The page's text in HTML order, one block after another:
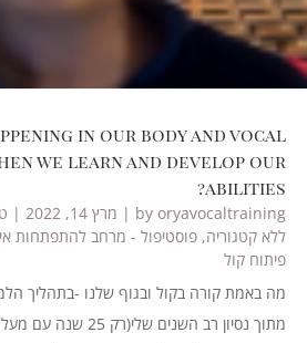
in our body and vocal
we learn and develop our
abilities?
by oryavocaltraining
| מרץ 14, 2022 |
ללא קטגוריה, פוסטיפול - מרחב להתפתחות
פיתוח קול
מה באמת קורה בקול ובגוף שלנו -בתהליך